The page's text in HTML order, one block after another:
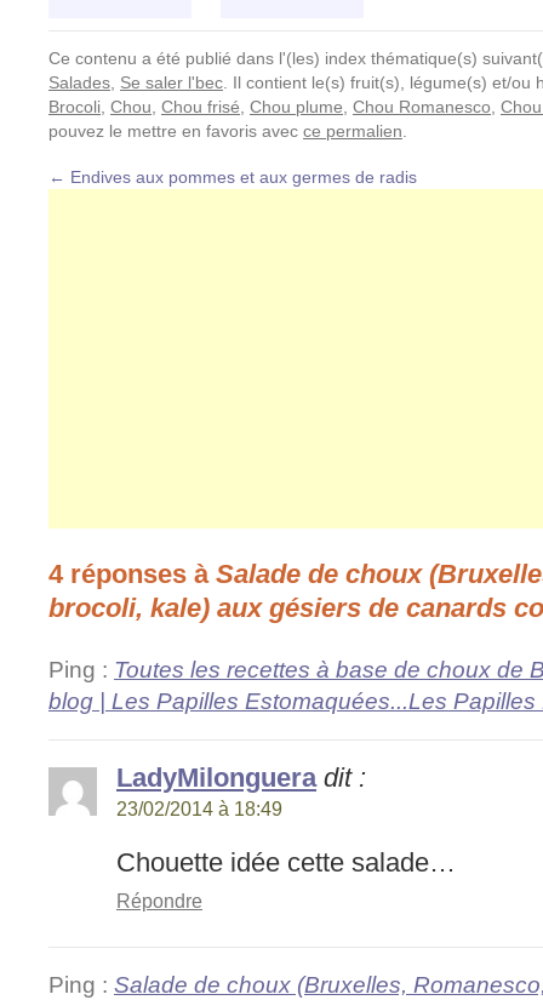
Ce contenu a été publié dans l'(les) index thématique(s)
Salades Se saler l'bec . Il contient le(s) fruit(s), légume(s) et/
Brocoli Chou Chou frisé Chou plume Chou Romanesco
pouvez le mettre en favoris avec ce permalien
← Endives aux pommes et aux germes de radis
4 réponses à Salade de choux
brocoli, kale) aux gésiers de canards
Ping : Toutes les recettes à base de choux de
blog | Les Papilles Estomaquées...Les
LadyMilonguera dit :
23/02/2014 à 18:49
Chouette idée cette salade…
Répondre
Ping : Salade de choux (Bruxelles,